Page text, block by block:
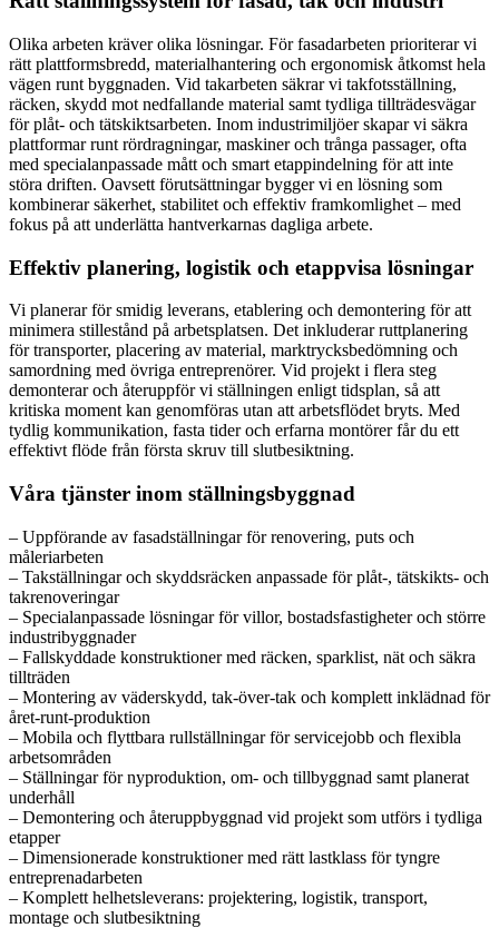
Olika arbeten kräver olika lösningar. För fasadarbeten prioriterar vi
rätt plattformsbredd, materialhantering och ergonomisk åtkomst hela
vägen runt byggnaden. Vid takarbeten säkrar vi takfotsställning,
räcken, skydd mot nedfallande material samt tydliga tillträdesvägar
för plåt- och tätskiktsarbeten. Inom industrimiljöer skapar vi säkra
plattformar runt rördragningar, maskiner och trånga passager, ofta
med specialanpassade mått och smart etappindelning för att inte
störa driften. Oavsett förutsättningar bygger vi en lösning som
kombinerar säkerhet, stabilitet och effektiv framkomlighet – med
fokus på att underlätta hantverkarnas dagliga arbete.
Effektiv planering, logistik och etappvisa lösningar
Vi planerar för smidig leverans, etablering och demontering för att
minimera stillestånd på arbetsplatsen. Det inkluderar ruttplanering
för transporter, placering av material, marktrycksbedömning och
samordning med övriga entreprenörer. Vid projekt i flera steg
demonterar och återuppför vi ställningen enligt tidsplan, så att
kritiska moment kan genomföras utan att arbetsflödet bryts. Med
tydlig kommunikation, fasta tider och erfarna montörer får du ett
effektivt flöde från första skruv till slutbesiktning.
Våra tjänster inom ställningsbyggnad
– Uppförande av fasadställningar för renovering, puts och
måleriarbeten
– Takställningar och skyddsräcken anpassade för plåt-, tätskikts- och
takrenoveringar
– Specialanpassade lösningar för villor, bostadsfastigheter och större
industribyggnader
– Fallskyddade konstruktioner med räcken, sparklist, nät och säkra
tillträden
– Montering av väderskydd, tak-över-tak och komplett inklädnad för
året-runt-produktion
– Mobila och flyttbara rullställningar för servicejobb och flexibla
arbetsområden
– Ställningar för nyproduktion, om- och tillbyggnad samt planerat
underhåll
– Demontering och återuppbyggnad vid projekt som utförs i tydliga
etapper
– Dimensionerade konstruktioner med rätt lastklass för tyngre
entreprenadarbeten
– Komplett helhetsleverans: projektering, logistik, transport,
montage och slutbesiktning